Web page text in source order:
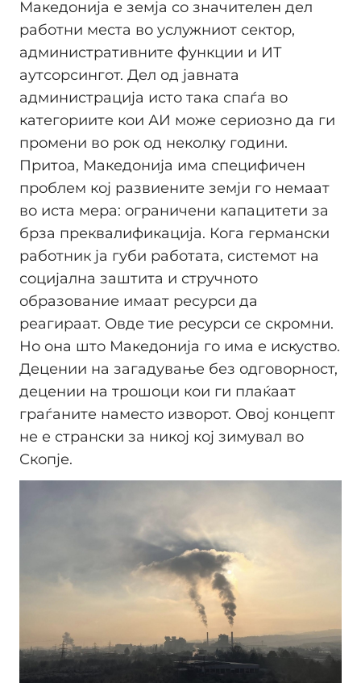
Македонија е земја со значителен дел
работни места во услужниот сектор,
административните функции и ИТ
аутсорсингот. Дел од јавната
администрација исто така спаѓа во
категориите кои АИ може сериозно да ги
промени во рок од неколку години.
Притоа, Македонија има специфичен
проблем кој развиените земји го немаат
во иста мера: ограничени капацитети за
брза преквалификација. Кога германски
работник ја губи работата, системот на
социјална заштита и стручното
образование имаат ресурси да
реагираат. Овде тие ресурси се скромни.
Но она што Македонија го има е искуство.
Децении на загадување без одговорност,
децении на трошоци кои ги плаќаат
граѓаните наместо изворот. Овој концепт
не е странски за никој кој зимувал во
Скопје.